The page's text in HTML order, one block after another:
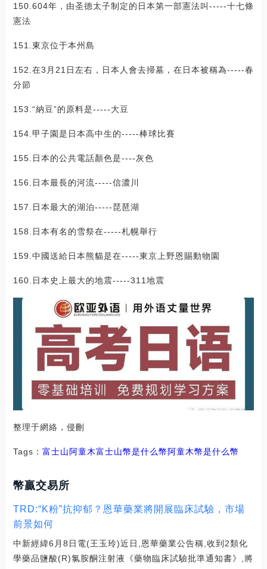
150.604年，由圣德太子制定的日本第一部憲法叫-----十七條
憲法
151.東京位于本州島
152.在3月21日左右，日本人會去掃墓，在日本被稱為-----春
分節
153.“納豆”的原料是-----大豆
154.甲子園是日本高中生的-----棒球比賽
155.日本的公共電話顏色是----灰色
156.日本最長的河流-----信濃川
157.日本最大的湖泊-----琵琶湖
158.日本有名的雪祭在-----札幌舉行
159.中國送給日本熊貓是在-----東京上野恩賜動物園
160.日本史上最大的地震-----311地震
整理于網絡，侵刪
Tags： 富士山 阿童木富士山幣是什么幣 阿童木幣是什么幣
幣贏交易所
TRD:“K粉”抗抑郁？恩華藥業將開展臨床試驗，市場
前景如何
中新經緯6月8日電(王玉玲)近日,恩華藥業公告稱,收到2類化
學藥品鹽酸(R)氯胺酮注射液《藥物臨床試驗批準通知書》,將